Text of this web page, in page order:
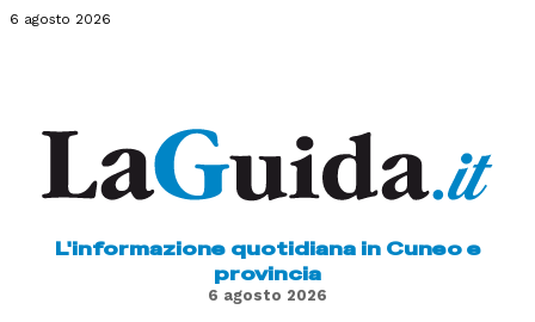
6 agosto 2026
L'informazione quotidiana in Cuneo e
provincia
6 agosto 2026